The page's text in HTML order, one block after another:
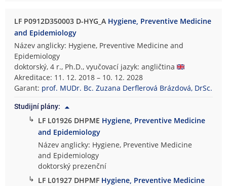
LF P0912D350003 D-HYG_A Hygiene, Preventive Medicine
and Epidemiology
Název anglicky: Hygiene, Preventive Medicine and
Epidemiology
doktorský, 4 r., Ph.D., vyučovací jazyk: angličtina
Akreditace: 11. 12. 2018 – 10. 12. 2028
Garant: prof. MUDr. Bc. Zuzana Derflerová Brázdová, DrSc.
Studijní plány:
↳ LF L01926 DHPME Hygiene, Preventive Medicine
and Epidemiology
Název anglicky: Hygiene, Preventive Medicine
and Epidemiology
doktorský prezenční
↳ LF L01927 DHPMF Hygiene, Preventive Medicine